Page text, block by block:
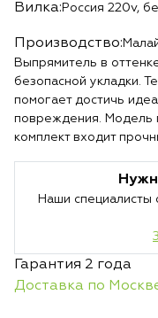
Вилка: Россия 220v,
Производство:
Выпрямитель в
безопасной укладки.
помогает достичь
повреждения. Модель
комплект входит
Наши специалисты
Гарантия 2 года
Доставка по